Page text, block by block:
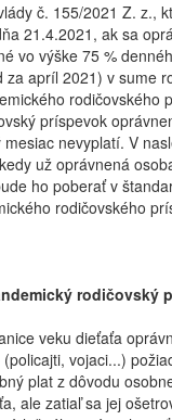
č. 155/2021 Z. z.,
21.4.2021, ak sa
vo výške 75 %
za apríl 2021) v sume
rodičovského
príspevok
nevyplatí. V
už oprávnená
ho poberať v
rodičovského
rodičovský
veku dieťaťa
vojaci...)
plat z dôvodu
ale zatiaľ sa jej